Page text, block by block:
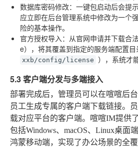
数据库密码修改：一键包启动后会提
应立即在后台管理系统中修改为一个
险的基本操作。
官方授权导入 ：从官网申请并下载合
e），将其覆盖到指定的服务端配置目
xxb/config/license ），系统才
5.3 客户端分发与多端接入
部署完成后，管理员可以在喧喧后
员工生成专属的客户端下载链接。
载对应平台的客户端。喧喧IM提供
包括Windows、macOS、Linux桌面
鸿蒙移动端，实现了办公场景的全覆